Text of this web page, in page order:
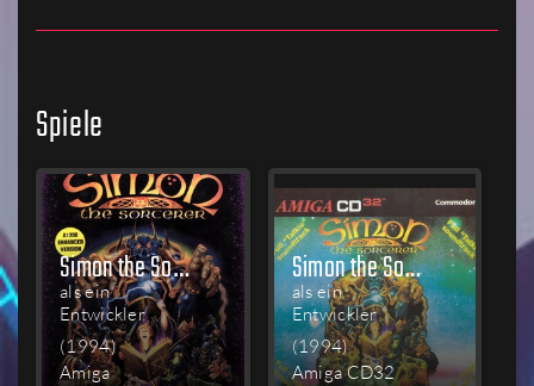
Spiele
Simon the Sorcerer
als ein
Entwickler
(1994)
Amiga
Simon the Sorcerer
als ein
Entwickler
(1994)
Amiga CD32